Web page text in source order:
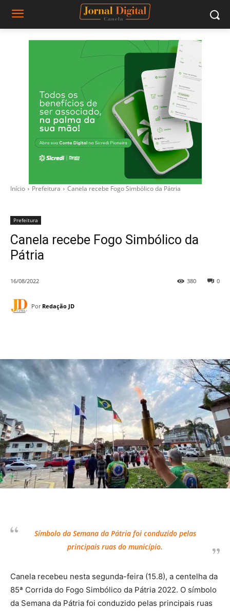
Início Prefeitura Canela recebe Fogo Simbólico da Pátria
Prefeitura
Canela recebe Fogo Simbólico da
Pátria
16/08/2022 0
380
Por Redação JD
Símbolo da Semana da Pátria foi conduzido pelas
principais ruas do município.
Canela recebeu nesta segunda-feira (15.8), a centelha da
85ª Corrida do Fogo Simbólico da Pátria 2022. O símbolo
da Semana da Pátria foi conduzido pelas principais ruas